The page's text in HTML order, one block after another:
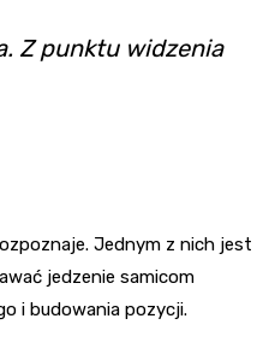
Z punktu widzenia
Jednym z nich jest
jedzenie samicom
i budowania pozycji.